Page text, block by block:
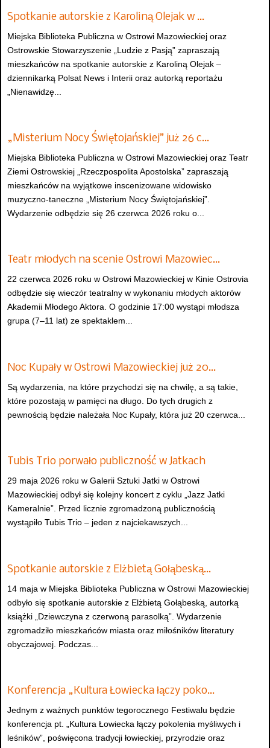
Spotkanie autorskie z Karoliną Olejak w …
Miejska Biblioteka Publiczna w Ostrowi Mazowieckiej oraz
Ostrowskie Stowarzyszenie „Ludzie z Pasją” zapraszają
mieszkańców na spotkanie autorskie z Karoliną Olejak –
dziennikarką Polsat News i Interii oraz autorką reportażu
„Nienawidzę...
„Misterium Nocy Świętojańskiej” już 26 c…
Miejska Biblioteka Publiczna w Ostrowi Mazowieckiej oraz Teatr
Ziemi Ostrowskiej „Rzeczpospolita Apostolska” zapraszają
mieszkańców na wyjątkowe inscenizowane widowisko
muzyczno-taneczne „Misterium Nocy Świętojańskiej”.
Wydarzenie odbędzie się 26 czerwca 2026 roku o...
Teatr młodych na scenie Ostrowi Mazowiec…
22 czerwca 2026 roku w Ostrowi Mazowieckiej w Kinie Ostrovia
odbędzie się wieczór teatralny w wykonaniu młodych aktorów
Akademii Młodego Aktora. O godzinie 17:00 wystąpi młodsza
grupa (7–11 lat) ze spektaklem...
Noc Kupały w Ostrowi Mazowieckiej już 20…
Są wydarzenia, na które przychodzi się na chwilę, a są takie,
które pozostają w pamięci na długo. Do tych drugich z
pewnością będzie należała Noc Kupały, która już 20 czerwca...
Tubis Trio porwało publiczność w Jatkach
29 maja 2026 roku w Galerii Sztuki Jatki w Ostrowi
Mazowieckiej odbył się kolejny koncert z cyklu „Jazz Jatki
Kameralnie”. Przed licznie zgromadzoną publicznością
wystąpiło Tubis Trio – jeden z najciekawszych...
Spotkanie autorskie z Elżbietą Gołąbeską…
14 maja w Miejska Biblioteka Publiczna w Ostrowi Mazowieckiej
odbyło się spotkanie autorskie z Elżbietą Gołąbeską, autorką
książki „Dziewczyna z czerwoną parasolką”. Wydarzenie
zgromadziło mieszkańców miasta oraz miłośników literatury
obyczajowej. Podczas...
Konferencja „Kultura Łowiecka łączy poko…
Jednym z ważnych punktów tegorocznego Festiwalu będzie
konferencja pt. „Kultura Łowiecka łączy pokolenia myśliwych i
leśników”, poświęcona tradycji łowieckiej, przyrodzie oraz